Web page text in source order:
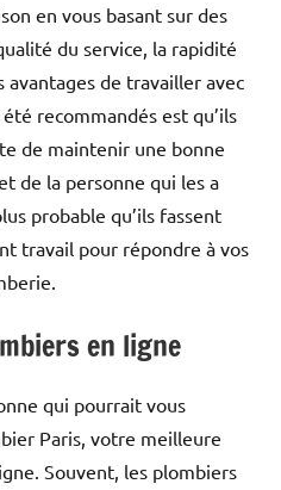
en vous basant sur des
du service, la rapidité
avantages de travailler avec
recommandés est qu’ils
de maintenir une bonne
de la personne qui les a
probable qu’ils fassent
travail pour répondre à vos
en ligne
qui pourrait vous
Paris, votre meilleure
Souvent, les plombiers